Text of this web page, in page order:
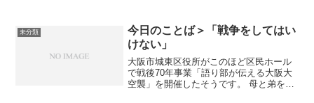
RW（２層対応）これで、製品価...
未分類
今日のことば＞「戦争をしてはい
けない」
大阪市城東区役所がこのほど区民ホール
で戦後70年事業「語り部が伝える大阪大
空襲」を開催したそうです。 母と弟を失